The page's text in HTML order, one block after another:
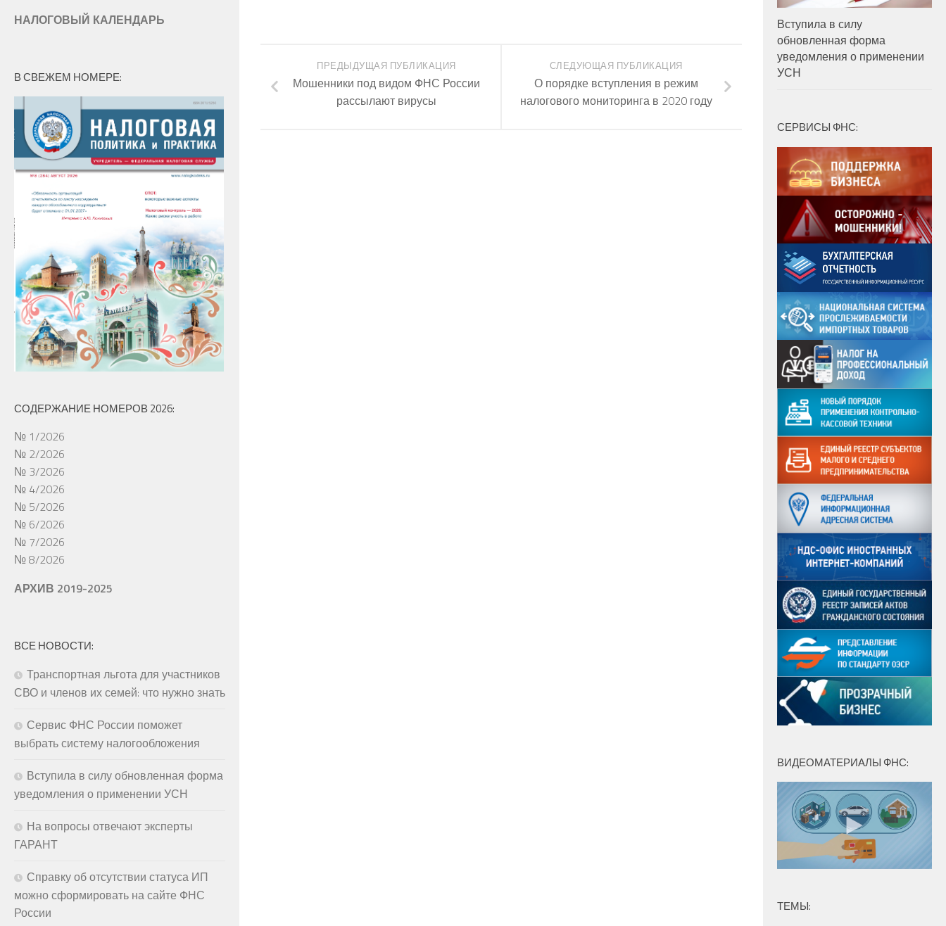
СЛЕДУЮЩАЯ ПУБЛИКАЦИЯ
О порядке вступления в режим
налогового мониторинга в 2020 году
ПРЕДЫДУЩАЯ ПУБЛИКАЦИЯ
Мошенники под видом ФНС России
рассылают вирусы
НАЛОГОВЫЙ КАЛЕНДАРЬ
В СВЕЖЕМ НОМЕРЕ:
СОДЕРЖАНИЕ НОМЕРОВ 2026:
№ 1/2026
№ 2/2026
№ 3/2026
№ 4/2026
№ 5/2026
№ 6/2026
№ 7/2026
№ 8/2026
АРХИВ 2019-2025
ВСЕ НОВОСТИ:
Транспортная льгота для участников
СВО и членов их семей: что нужно знать
Сервис ФНС России поможет
выбрать систему налогообложения
Вступила в силу обновленная форма
уведомления о применении УСН
На вопросы отвечают эксперты
ГАРАНТ
Справку об отсутствии статуса ИП
можно сформировать на сайте ФНС
России
Вступила в силу
обновленная форма
уведомления о применении
УСН
СЕРВИСЫ ФНС:
ВИДЕОМАТЕРИАЛЫ ФНС:
ТЕМЫ: